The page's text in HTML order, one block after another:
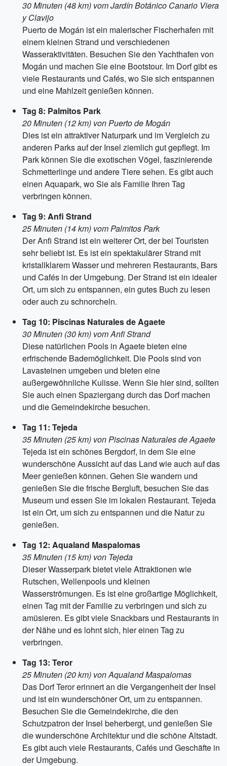
30 Minuten (48 km) vom Jardín Botánico Canario Viera
y Clavijo
Puerto de Mogán ist ein malerischer Fischerhafen mit
einem kleinen Strand und verschiedenen
Wasseraktivitäten. Besuchen Sie den Yachthafen von
Mogán und machen Sie eine Bootstour. Im Dorf gibt es
viele Restaurants und Cafés, wo Sie sich entspannen
und eine Mahlzeit genießen können.
Tag 8: Palmitos Park
20 Minuten (12 km) von Puerto de Mogán
Dies ist ein attraktiver Naturpark und im Vergleich zu
anderen Parks auf der Insel ziemlich gut gepflegt. Im
Park können Sie die exotischen Vögel, faszinierende
Schmetterlinge und andere Tiere sehen. Es gibt auch
einen Aquapark, wo Sie als Familie Ihren Tag
verbringen können.
Tag 9: Anfi Strand
25 Minuten (14 km) vom Palmitos Park
Der Anfi Strand ist ein weiterer Ort, der bei Touristen
sehr beliebt ist. Es ist ein spektakulärer Strand mit
kristallklarem Wasser und mehreren Restaurants, Bars
und Cafés in der Umgebung. Der Strand ist ein idealer
Ort, um sich zu entspannen, ein gutes Buch zu lesen
oder auch zu schnorcheln.
Tag 10: Piscinas Naturales de Agaete
30 Minuten (30 km) vom Anfi Strand
Diese natürlichen Pools in Agaete bieten eine
erfrischende Bademöglichkeit. Die Pools sind von
Lavasteinen umgeben und bieten eine
außergewöhnliche Kulisse. Wenn Sie hier sind, sollten
Sie auch einen Spaziergang durch das Dorf machen
und die Gemeindekirche besuchen.
Tag 11: Tejeda
35 Minuten (25 km) von Piscinas Naturales de Agaete
Tejeda ist ein schönes Bergdorf, in dem Sie eine
wunderschöne Aussicht auf das Land wie auch auf das
Meer genießen können. Gehen Sie wandern und
genießen Sie die frische Bergluft, besuchen Sie das
Museum und essen Sie im lokalen Restaurant. Tejeda
ist ein Ort, um sich zu entspannen und die Natur zu
genießen.
Tag 12: Aqualand Maspalomas
35 Minuten (15 km) von Tejeda
Dieser Wasserpark bietet viele Attraktionen wie
Rutschen, Wellenpools und kleinen
Wasserströmungen. Es ist eine großartige Möglichkeit,
einen Tag mit der Familie zu verbringen und sich zu
amüsieren. Es gibt viele Snackbars und Restaurants in
der Nähe und es lohnt sich, hier einen Tag zu
verbringen.
Tag 13: Teror
25 Minuten (20 km) von Aqualand Maspalomas
Das Dorf Teror erinnert an die Vergangenheit der Insel
und ist ein wunderschöner Ort, um zu entspannen.
Besuchen Sie die Gemeindekirche, die den
Schutzpatron der Insel beherbergt, und genießen Sie
die wunderschöne Architektur und die schöne Altstadt.
Es gibt auch viele Restaurants, Cafés und Geschäfte in
der Umgebung.